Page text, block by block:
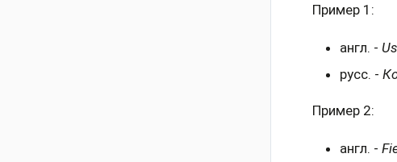
Пример 1:
англ. -
русс. -
Пример 2:
англ. -